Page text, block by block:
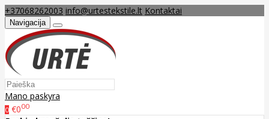
+37068262003 info@urtestekstile.lt Kontaktai
Navigacija
Mano paskyra
0 €000